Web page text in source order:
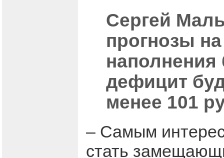
Сергей
прогнозы
дефицит
менее 101
– Самым
стать